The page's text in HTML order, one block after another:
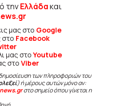
τηνΕλλάδακαι
μας στο Google
στο Facebook
μας στοYoutube
στο Viber
των πληροφοριών του
) ή μέρους αυτών μόνο αν:
στο σημείο όπου γίνεται η